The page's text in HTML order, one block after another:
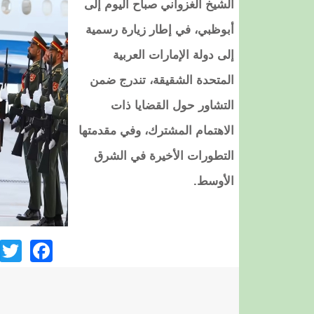
الشيخ الغزواني صباح اليوم إلى
أبوظبي، في إطار زيارة رسمية
إلى دولة الإمارات العربية
المتحدة الشقيقة، تندرج ضمن
التشاور حول القضايا ذات
الاهتمام المشترك، وفي مقدمتها
التطورات الأخيرة في الشرق
الأوسط.